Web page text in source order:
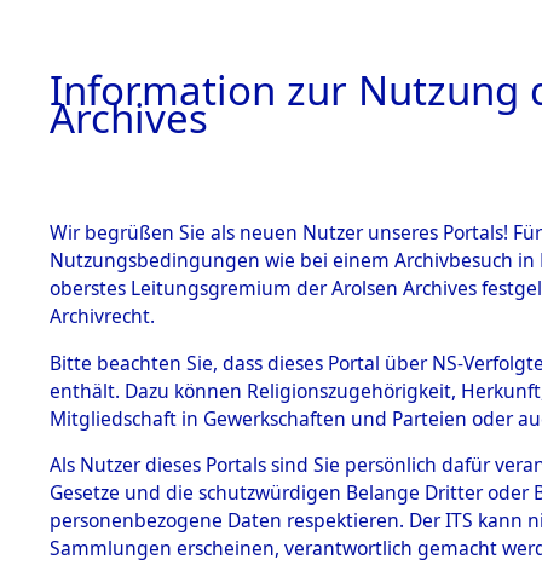
BESTÄNDE
1.
mente
5. Verschiedenes
5.3
Todesmärsche
→0073
Information zur Nutzung
Archives
Wir begrüßen Sie als neuen Nutzer unseres Portals!
Nutzungsbedingungen wie bei einem Archivbesuch
oberstes Leitungsgremium der Arolsen Archives
Archivrecht.
Bitte beachten Sie, dass dieses Portal über NS-
enthält. Dazu können Religionszugehörigkeit,
Mitgliedschaft in Gewerkschaften und Parteien oder
Als Nutzer dieses Portals sind Sie persönlich dafür
Gesetze und die schutzwürdigen Belange Dritter
personenbezogene Daten respektieren. Der ITS
Sammlungen erscheinen, verantwortlich gemacht